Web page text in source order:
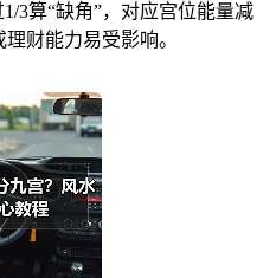
3算“缺角”，对应宫位能量减
财能力易受影响。